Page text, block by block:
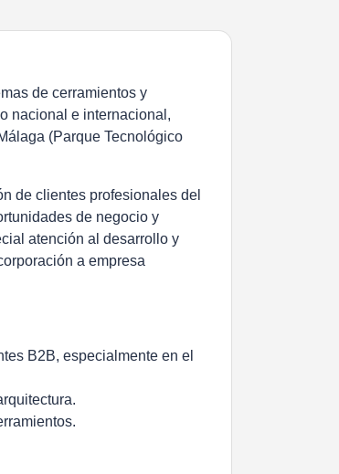
de cerramientos y
nacional e internacional,
(Parque Tecnológico
de clientes profesionales del
de negocio y
atención al desarrollo y
a empresa
B2B, especialmente en el